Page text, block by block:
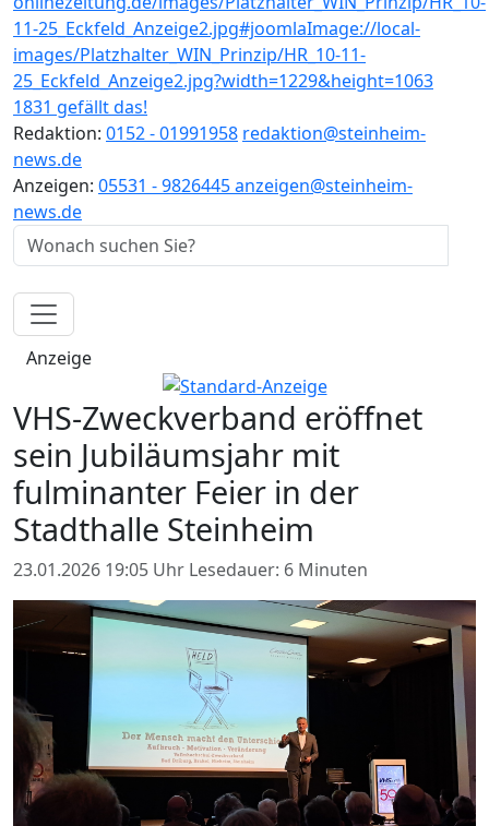
1831 gefällt das!
Redaktion: 0152 - 01991958 redaktion@steinheim-
news.de
Anzeigen: 05531 - 9826445anzeigen@steinheim-
news.de
Anzeige
VHS-Zweckverband eröffnet
sein Jubiläumsjahr mit
fulminanter Feier in der
Stadthalle Steinheim
23.01.2026 19:05 Uhr Lesedauer: 6 Minuten